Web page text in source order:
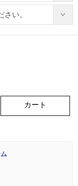
カート